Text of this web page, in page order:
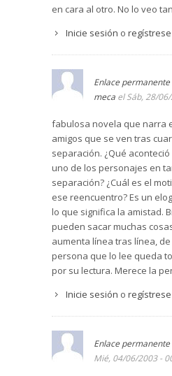
en cara al otro. No lo veo
Inicie sesión o regístrese
Enlace permanente
meca el Sáb, 28/
fabulosa novela que narra
amigos que se ven tras
separación. ¿Qué
uno de los personajes en
separación? ¿Cuál es el
ese reencuentro? Es un
lo que significa la amistad.
pueden sacar muchas
aumenta línea tras línea,
persona que lo lee queda
por su lectura. Merece la
Inicie sesión o regístrese
Enlace permanente
Mié, 04/06/2003 -